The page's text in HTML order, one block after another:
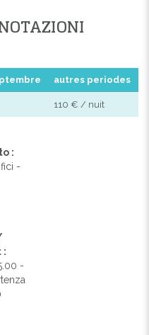
autres periodes
110 € / nuit
:
-
:
-